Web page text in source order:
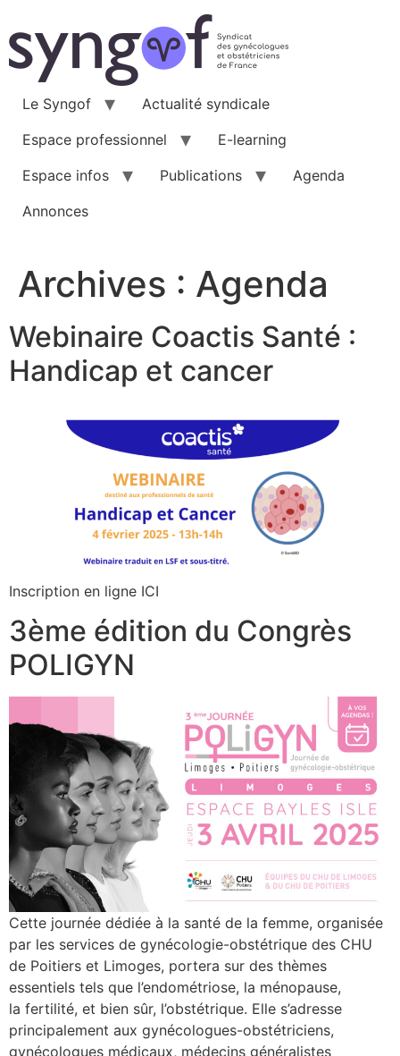
au
contenu
Le Syngof
Actualité syndicale
Espace professionnel
E-learning
Espace infos
Publications
Agenda
Annonces
Archives : Agenda
Webinaire Coactis Santé :
Handicap et cancer
Inscription en ligne ICI
3ème édition du Congrès
POLIGYN
Cette journée dédiée à la santé de la femme, organisée
par les services de gynécologie-obstétrique des CHU
de Poitiers et Limoges, portera sur des thèmes
essentiels tels que l’endométriose, la ménopause,
la fertilité, et bien sûr, l’obstétrique. Elle s’adresse
principalement aux gynécologues-obstétriciens,
gynécologues médicaux, médecins généralistes